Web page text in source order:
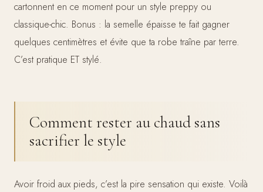
cartonnent en ce moment pour un style preppy ou
classique-chic. Bonus : la semelle épaisse te fait gagner
quelques centimètres et évite que ta robe traîne par terre.
C’est pratique ET stylé.
Comment rester au chaud sans
sacrifier le style
Avoir froid aux pieds, c’est la pire sensation qui existe. Voilà